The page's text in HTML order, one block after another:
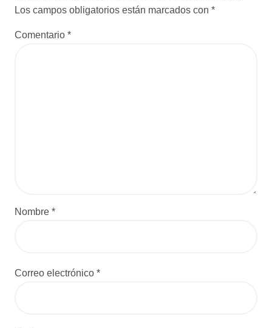
Los campos obligatorios están marcados con *
Comentario *
Nombre *
Correo electrónico *